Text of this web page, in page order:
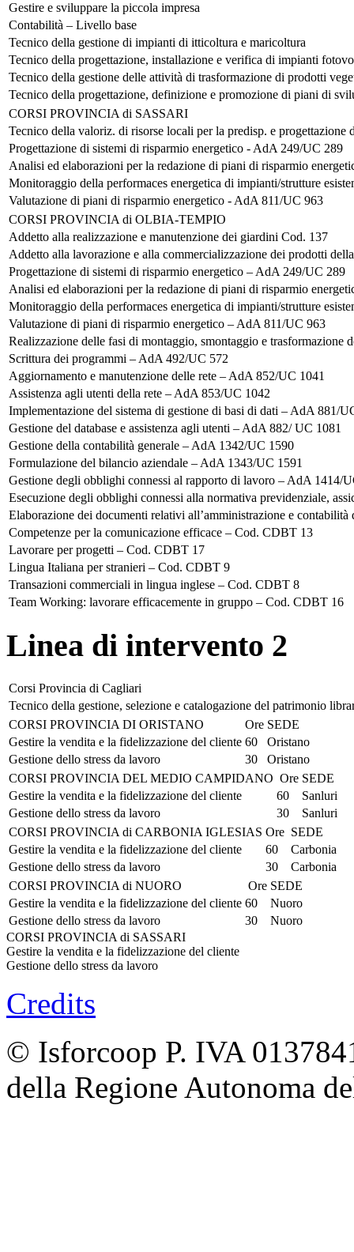
Gestire e sviluppare la piccola impresa
Contabilità – Livello base
Tecnico della gestione di impianti di itticoltura e maricoltura
Tecnico della progettazione, installazione e verifica di impianti
Tecnico della gestione delle attività di trasformazione di prodotti
Tecnico della progettazione, definizione e promozione di piani di
CORSI PROVINCIA di SASSARI
Tecnico della valoriz. di risorse locali per la predisp. e
Progettazione di sistemi di risparmio energetico - AdA 249/UC 289
Analisi ed elaborazioni per la redazione di piani di risparmio
Monitoraggio della performaces energetica di impianti/strutture
Valutazione di piani di risparmio energetico - AdA 811/UC 963
CORSI PROVINCIA di OLBIA-TEMPIO
Addetto alla realizzazione e manutenzione dei giardini Cod. 137
Addetto alla lavorazione e alla commercializzazione dei prodotti
Progettazione di sistemi di risparmio energetico – AdA 249/UC 289
Analisi ed elaborazioni per la redazione di piani di risparmio
Monitoraggio della performaces energetica di impianti/strutture
Valutazione di piani di risparmio energetico – AdA 811/UC 963
Realizzazione delle fasi di montaggio, smontaggio e trasformazione
Scrittura dei programmi – AdA 492/UC 572
Aggiornamento e manutenzione delle rete – AdA 852/UC 1041
Assistenza agli utenti della rete – AdA 853/UC 1042
Implementazione del sistema di gestione di basi di dati – AdA 881/
Gestione del database e assistenza agli utenti – AdA 882/ UC 1081
Gestione della contabilità generale – AdA 1342/UC 1590
Formulazione del bilancio aziendale – AdA 1343/UC 1591
Gestione degli obblighi connessi al rapporto di lavoro – AdA 1414/
Esecuzione degli obblighi connessi alla normativa previdenziale,
Elaborazione dei documenti relativi all’amministrazione e
Competenze per la comunicazione efficace – Cod. CDBT 13
Lavorare per progetti – Cod. CDBT 17
Lingua Italiana per stranieri – Cod. CDBT 9
Transazioni commerciali in lingua inglese – Cod. CDBT 8
Team Working: lavorare efficacemente in gruppo – Cod. CDBT 16
Linea di intervento 2
Corsi Provincia di Cagliari
Tecnico della gestione, selezione e catalogazione del patrimonio
CORSI PROVINCIA DI ORISTANO
Ore SEDE
Gestire la vendita e la fidelizzazione del cliente 60
Oristano
Gestione dello stress da lavoro
30
Oristano
CORSI PROVINCIA DEL MEDIO CAMPIDANO Ore SEDE
Gestire la vendita e la fidelizzazione del cliente
60
Sanluri
Gestione dello stress da lavoro
30
Sanluri
CORSI PROVINCIA di CARBONIA IGLESIAS Ore SEDE
Gestire la vendita e la fidelizzazione del cliente
60
Carbonia
Gestione dello stress da lavoro
30
Carbonia
CORSI PROVINCIA di NUORO
Ore SEDE
Gestire la vendita e la fidelizzazione del cliente 60
Nuoro
Gestione dello stress da lavoro
30
Nuoro
CORSI PROVINCIA di SASSARI
Gestire la vendita e la fidelizzazione del cliente
Gestione dello stress da lavoro
Credits
© Isforcoop P. IVA
della Regione Autonoma